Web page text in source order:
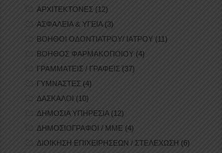
ΑΡΧΙΤΕΚΤΟΝΕΣ (12)
ΑΣΦΑΛΕΙΑ & ΥΓΕΙΑ(3)
ΒΟΗΘΟΙ ΟΔΟΝΤΙΑΤΡΟΥ/ ΙΑΤΡΟΥ (11)
ΒΟΗΘΟΣ ΦΑΡΜΑΚΟΠΟΙΟΥ (4)
ΓΡΑΜΜΑΤΕΙΣ / ΓΡΑΦΕΙΣ (37)
ΓΥΜΝΑΣΤΕΣ (4)
ΔΑΣΚΑΛΟΙ (10)
ΔΗΜΟΣΙΑ ΥΠΗΡΕΣΙΑ (12)
ΔΗΜΟΣΙΟΓΡΑΦΟΙ / ΜΜΕ (4)
ΔΙΟΙΚΗΣΗ ΕΠΙΧΕΙΡΗΣΕΩΝ / ΣΤΕΛΕΧΩΣΗ (6)